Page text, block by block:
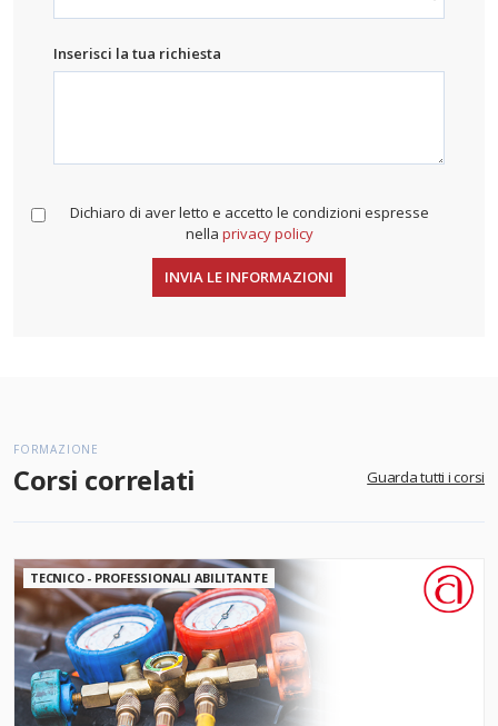
Inserisci la tua richiesta
Dichiaro di aver letto e accetto le condizioni espresse
nella privacy policy
FORMAZIONE
Corsi correlati Guarda tutti i corsi
TECNICO - PROFESSIONALI ABILITANTE